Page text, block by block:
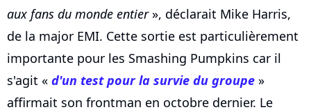
aux fans du monde entier», déclarait Mike Harris,
de la major EMI. Cette sortie est particulièrement
importante pour les Smashing Pumpkins car il
s'agit « d'un test pour la survie du groupe »
affirmait son frontman en octobre dernier. Le